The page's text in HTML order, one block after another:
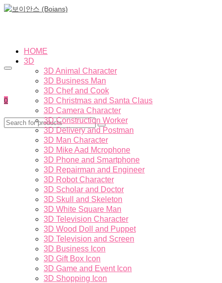
0
HOME
3D
3D Animal Character
3D Business Man
3D Chef and Cook
3D Christmas and Santa Claus
3D Camera Character
3D Construction Worker
3D Delivery and Postman
3D Man Character
3D Mike Aad Mcrophone
3D Phone and Smartphone
3D Repairman and Engineer
3D Robot Character
3D Scholar and Doctor
3D Skull and Skeleton
3D White Square Man
3D Television Character
3D Wood Doll and Puppet
3D Television and Screen
3D Business Icon
3D Gift Box Icon
3D Game and Event Icon
3D Shopping Icon